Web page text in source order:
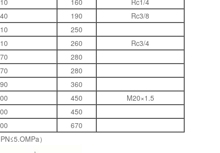
160
Rc1/4
190
Rc3/8
250
260
Rc3/4
280
280
360
450
M20×1.5
450
670
）